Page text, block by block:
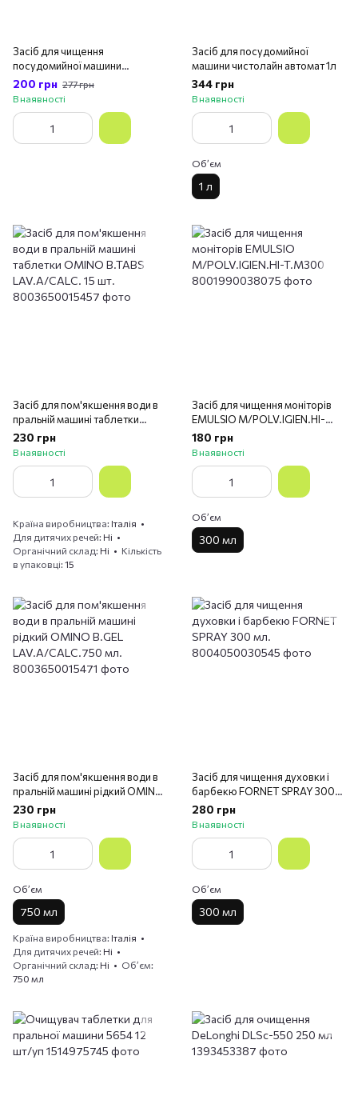
Засіб для чищення
посудомийної машини
таблетки PRIL CURA
LAVAST.TABS 3 шт.
200 грн 277 грн
В наявності
Засіб для посудомийної
машини чистолайн автомат 1л
344 грн
В наявності
Обʼєм
1 л
Засіб для пом'якшення води в
пральній машині таблетки
OMINO B.TABS LAV.A/CALC. 15
шт.
230 грн
В наявності
Країна виробництва Італія
Для дитячих речей Ні
Органічний склад Ні
Кількість
в упаковці 15
Засіб для чищення моніторів
EMULSIO M/POLV.IGIEN.HI-
T.M300
180 грн
В наявності
Обʼєм
300 мл
Засіб для пом'якшення води в
пральній машині рідкий OMINO
B.GEL LAV.A/CALC.750 мл.
230 грн
В наявності
Обʼєм
750 мл
Країна виробництва Італія
Для дитячих речей Ні
Органічний склад Ні
Обʼєм
750 мл
Засіб для чищення духовки і
барбекю FORNET SPRAY 300
мл.
280 грн
В наявності
Обʼєм
300 мл